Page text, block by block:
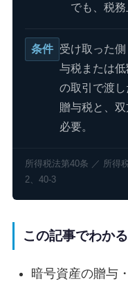
でも、税務
条件 受け取った
与税または
の取引で渡
贈与税と、
必要。
所得税法第40条 ／ 所得
2、40-3
この記事でわか
暗号資産の贈与